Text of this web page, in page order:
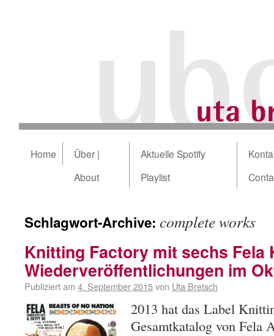
Home
Über |
About
Aktuelle Spotify
Playlist
Schlagwort-Archive: complete works
Knitting Factory mit sechs Fela
Wiederveröffentlichungen im
Publiziert am 4. September 2015von Uta Bretsch
2013 hat das Label
Gesamtkatalog von Fela